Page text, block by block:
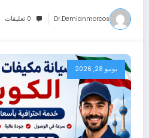
Dr.demianmorcos 0 تعليقات
يونيو 28, 2026